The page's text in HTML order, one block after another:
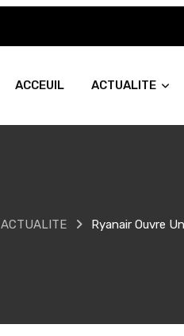
ACCEUIL ACTUALITE
ACTUALITE Ryanair Ouvre